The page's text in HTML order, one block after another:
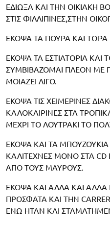
ΕΔΙΩΞΑ ΚΑΙ ΤΗΝ ΟΙΚΙΑΚΗ
ΣΤΙΣ ΦΙΛΛΙΠΙΝΕΣ,ΣΤΗΝ
ΕΚΟΨΑ ΤΑ ΠΟΥΡΑ ΚΑΙ ΤΩΡΑ
ΕΚΟΨΑ ΤΑ ΕΣΤΙΑΤΟΡΙΑ ΚΑΙ
ΣΥΜΒΙΒΑΖΟΜΑΙ ΠΛΕΟΝ ΜΕ
ΜΟΙΑΖΕΙ ΛΙΓΟ.
ΕΚΟΨΑ ΤΙΣ ΧΕΙΜΕΡΙΝΕΣ
ΚΑΛΟΚΑΙΡΙΝΕΣ ΣΤΑ
ΜΕΧΡΙ ΤΟ ΛΟΥΤΡΑΚΙ ΤΟ
ΕΚΟΨΑ ΚΑΙ ΤΑ
ΚΑΛΙΤΕΧΝΕΣ ΜΟΝΟ ΣΤΑ
ΑΠΟ ΤΟΥΣ ΜΑΥΡΟΥΣ.
ΕΚΟΨΑ ΚΑΙ ΑΛΛΑ ΚΑΙ
ΠΡΟΣΦΑΤΑ ΚΑΙ ΤΗΝ
ΕΝΩ ΗΤΑΝ ΚΑΙ